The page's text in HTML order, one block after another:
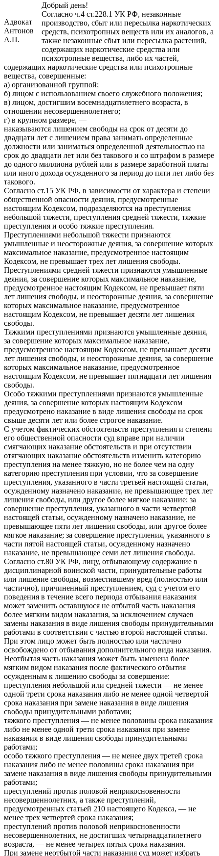
Адвокат
Антонов
А.П.
Добрый день!
Согласно ч.4 ст.228.1 УК РФ, незаконные
производство, сбыт или пересылка наркотических
средств, психотропных веществ или их аналогов, а
также незаконные сбыт или пересылка растений,
содержащих наркотические средства или
психотропные вещества, либо их частей,
содержащих наркотические средства или психотропные
вещества, совершенные:
а) организованной группой;
б) лицом с использованием своего служебного положения;
в) лицом, достигшим восемнадцатилетнего возраста, в
отношении несовершеннолетнего;
г) в крупном размере, —
наказываются лишением свободы на срок от десяти до
двадцати лет с лишением права занимать определенные
должности или заниматься определенной деятельностью на
срок до двадцати лет или без такового и со штрафом в размере
до одного миллиона рублей или в размере заработной платы
или иного дохода осужденного за период до пяти лет либо без
такового.
Согласно ст.15 УК РФ, в зависимости от характера и степени
общественной опасности деяния, предусмотренные
настоящим Кодексом, подразделяются на преступления
небольшой тяжести, преступления средней тяжести, тяжкие
преступления и особо тяжкие преступления.
Преступлениями небольшой тяжести признаются
умышленные и неосторожные деяния, за совершение которых
максимальное наказание, предусмотренное настоящим
Кодексом, не превышает трех лет лишения свободы.
Преступлениями средней тяжести признаются умышленные
деяния, за совершение которых максимальное наказание,
предусмотренное настоящим Кодексом, не превышает пяти
лет лишения свободы, и неосторожные деяния, за совершение
которых максимальное наказание, предусмотренное
настоящим Кодексом, не превышает десяти лет лишения
свободы.
Тяжкими преступлениями признаются умышленные деяния,
за совершение которых максимальное наказание,
предусмотренное настоящим Кодексом, не превышает десяти
лет лишения свободы, и неосторожные деяния, за совершение
которых максимальное наказание, предусмотренное
настоящим Кодексом, не превышает пятнадцати лет лишения
свободы.
Особо тяжкими преступлениями признаются умышленные
деяния, за совершение которых настоящим Кодексом
предусмотрено наказание в виде лишения свободы на срок
свыше десяти лет или более строгое наказание.
С учетом фактических обстоятельств преступления и степени
его общественной опасности суд вправе при наличии
смягчающих наказание обстоятельств и при отсутствии
отягчающих наказание обстоятельств изменить категорию
преступления на менее тяжкую, но не более чем на одну
категорию преступления при условии, что за совершение
преступления, указанного в части третьей настоящей статьи,
осужденному назначено наказание, не превышающее трех лет
лишения свободы, или другое более мягкое наказание; за
совершение преступления, указанного в части четвертой
настоящей статьи, осужденному назначено наказание, не
превышающее пяти лет лишения свободы, или другое более
мягкое наказание; за совершение преступления, указанного в
части пятой настоящей статьи, осужденному назначено
наказание, не превышающее семи лет лишения свободы.
Согласно ст.80 УК РФ, лицу, отбывающему содержание в
дисциплинарной воинской части, принудительные работы
или лишение свободы, возместившему вред (полностью или
частично), причиненный преступлением, суд с учетом его
поведения в течение всего периода отбывания наказания
может заменить оставшуюся не отбытой часть наказания
более мягким видом наказания, за исключением случаев
замены наказания в виде лишения свободы принудительными
работами в соответствии с частью второй настоящей статьи.
При этом лицо может быть полностью или частично
освобождено от отбывания дополнительного вида наказания.
Неотбытая часть наказания может быть заменена более
мягким видом наказания после фактического отбытия
осужденным к лишению свободы за совершение:
преступления небольшой или средней тяжести — не менее
одной трети срока наказания либо не менее одной четвертой
срока наказания при замене наказания в виде лишения
свободы принудительными работами;
тяжкого преступления — не менее половины срока наказания
либо не менее одной трети срока наказания при замене
наказания в виде лишения свободы принудительными
работами;
особо тяжкого преступления — не менее двух третей срока
наказания либо не менее половины срока наказания при
замене наказания в виде лишения свободы принудительными
работами;
преступлений против половой неприкосновенности
несовершеннолетних, а также преступлений,
предусмотренных статьей 210 настоящего Кодекса, — не
менее трех четвертей срока наказания;
преступлений против половой неприкосновенности
несовершеннолетних, не достигших четырнадцатилетнего
возраста, — не менее четырех пятых срока наказания.
При замене неотбытой части наказания суд может избрать